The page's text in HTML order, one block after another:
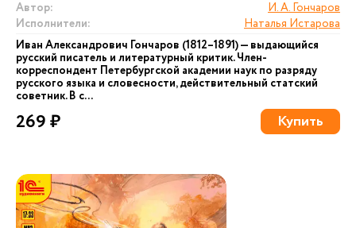
Автор:
И. А. Гончаров
Исполнители:
Наталья Истарова
Иван Александрович Гончаров (1812–1891) — выдающийся
русский писатель и литературный критик. Член-
корреспондент Петербургской академии наук по разряду
русского языка и словесности, действительный статский
советник. В с...
269 ₽ Купить